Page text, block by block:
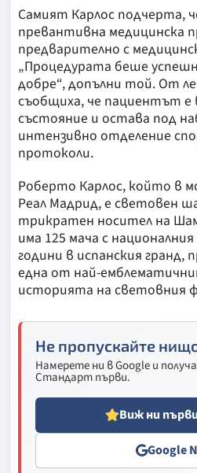
Самият Карлос подчерта,
превантивна медицинска
предварително с
„Процедурата беше
добре“, допълни той. От
съобщиха, че пациентът е
състояние и остава под
интензивно отделение
протоколи.
Роберто Карлос, който в
Реал Мадрид, е световен
трикратен носител на
има 125 мача с
години в испанския гранд,
една от най-
историята на световния
Не пропускайте
Намерете ни в Google и
Стандарт първи.
Виж ни
Google